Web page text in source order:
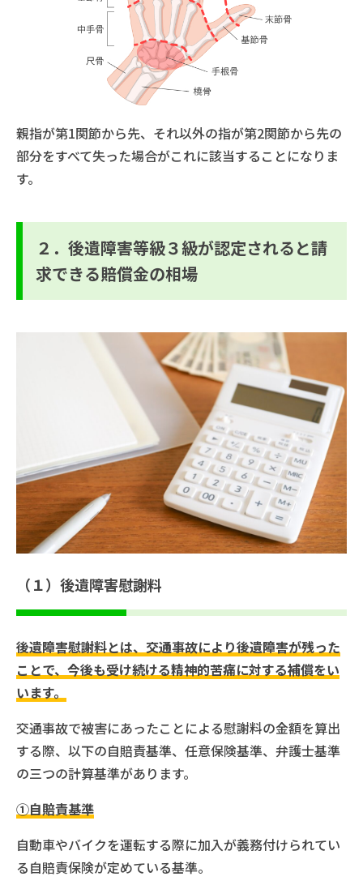
親指が第1関節から先、それ以外の指が第2関節から先の
部分をすべて失った場合がこれに該当することになりま
す。
２．後遺障害等級３級が認定されると請
求できる賠償金の相場
（１）後遺障害慰謝料
後遺障害慰謝料とは、交通事故により後遺障害が残った
ことで、今後も受け続ける精神的苦痛に対する補償をい
います。
交通事故で被害にあったことによる慰謝料の金額を算出
する際、以下の自賠責基準、任意保険基準、弁護士基準
の三つの計算基準があります。
①自賠責基準
自動車やバイクを運転する際に加入が義務付けられてい
る自賠責保険が定めている基準。